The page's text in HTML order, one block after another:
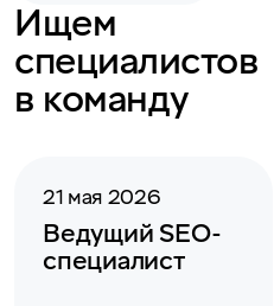
Ищем
специалистов
в команду
21 мая 2026
Ведущий SEO-
специалист